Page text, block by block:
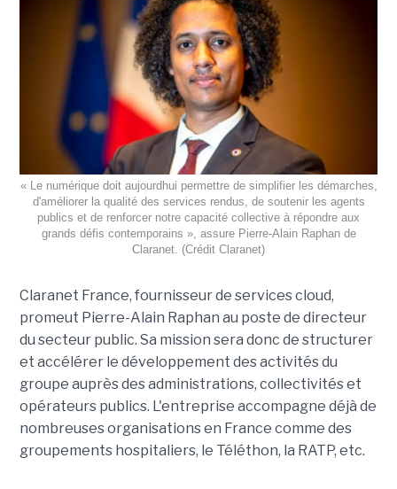
« Le numérique doit aujourdhui permettre de simplifier les démarches,
d'améliorer la qualité des services rendus, de soutenir les agents
publics et de renforcer notre capacité collective à répondre aux
grands défis contemporains », assure Pierre-Alain Raphan de
Claranet. (Crédit Claranet)
Claranet France, fournisseur de services cloud,
promeut Pierre-Alain Raphan au poste de directeur
du secteur public. Sa mission sera donc de structurer
et accélérer le développement des activités du
groupe auprès des administrations, collectivités et
opérateurs publics. L'entreprise accompagne déjà de
nombreuses organisations en France comme des
groupements hospitaliers, le Téléthon, la RATP, etc.